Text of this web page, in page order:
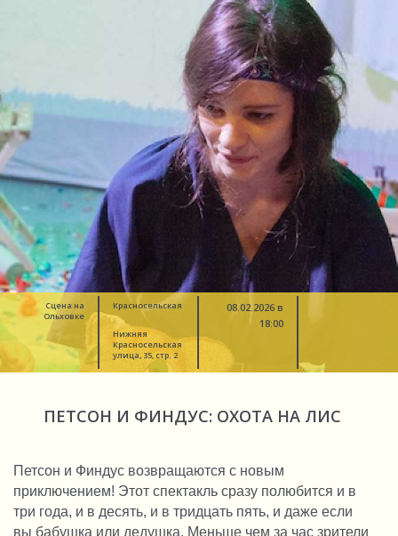
Сцена на
Ольховке
Красносельская
Нижняя
Красносельская
улица, 35, стр. 2
08.02.2026 в
18:00
ПЕТСОН И ФИНДУС: ОХОТА НА ЛИС
Петсон и Финдус возвращаются с новым
приключением! Этот спектакль сразу полюбится и в
три года, и в десять, и в тридцать пять, и даже если
вы бабушка или дедушка. Меньше чем за час зрители